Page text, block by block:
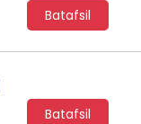
Batafsil
Batafsil